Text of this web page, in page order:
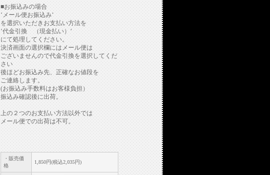
■お振込みの場合
‘メール便お振込み‘
を選択いただきお支払い方法を
‘代金引換 （現金払い）‘
にて処理してください。
決済画面の選択欄にはメール便は
ございませんので代金引換を選択してくだ
さい
後ほどお振込み先、正確なお値段を
ご連絡します。
(お振込み手数料はお客様負担）
振込み確認後に出荷。
上の２つのお支払い方法以外では
メール便での出荷は不可。
・販売価
格
1,850円(税込2,035円)